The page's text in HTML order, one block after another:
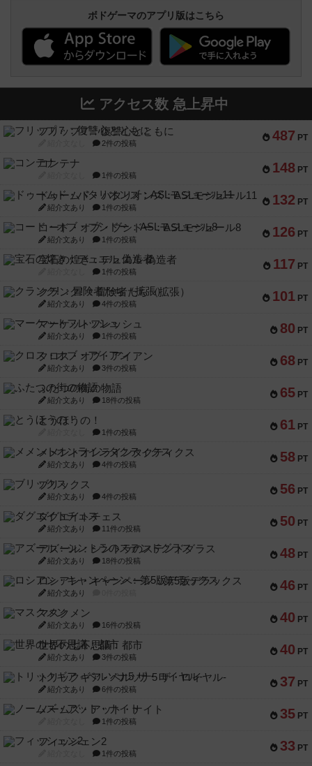
ボドゲーマのアプリ版はこちら
アクセス数 急上昇中
487 PT
フリップ７：復讐心とともに
2件の投稿
148 PT
コンテナ
1件の投稿
132 PT
ドゥームド・バタリオンズ：ASLモジュール11
紹介文あり 1件の投稿
126 PT
コード・オブ・ブシドー：ASLモジュール8
紹介文あり 1件の投稿
117 PT
宝石の煌き：デュエル 偽造者
1件の投稿
101 PT
クランク! ：冒険者たち（拡張）
紹介文あり 4件の投稿
80 PT
マーケットフレッシュ
紹介文あり 1件の投稿
68 PT
クロス・オブ・アイアン
紹介文あり 3件の投稿
65 PT
ふたつの街の物語
紹介文あり 18件の投稿
61 PT
とうほうの！
1件の投稿
58 PT
メメントオンラインタクティクス
紹介文あり 4件の投稿
56 PT
ブリックス
紹介文あり 4件の投稿
50 PT
ダグエイトチェス
紹介文あり 11件の投稿
48 PT
アズール：シントラのステンドグラス
紹介文あり 18件の投稿
46 PT
ロシアン・キャンペーン：第5版デラックス
紹介文あり
40 PT
マスクメン
紹介文あり 16件の投稿
40 PT
世界の七不思議：都市
紹介文あり 3件の投稿
37 PT
トリックギア - ペルソナ5 ザ・ロイヤル-
紹介文あり 6件の投稿
35 PT
ノームズ・アット・ナイト
1件の投稿
33 PT
フィッシェン2
1件の投稿